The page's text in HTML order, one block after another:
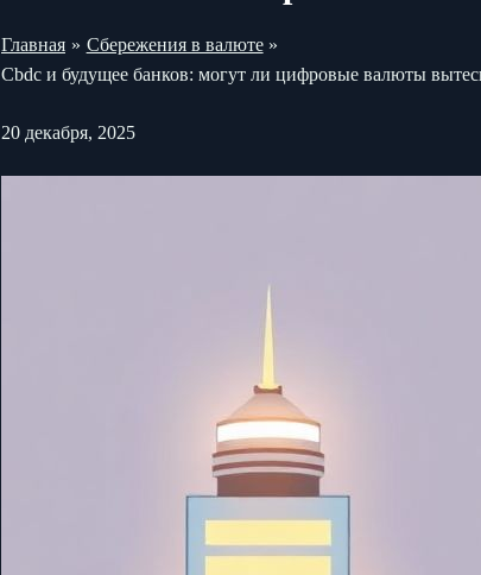
Главная
Сбережения в валюте
Cbdc и будущее банков: могут ли цифровые валюты
20 декабря, 2025